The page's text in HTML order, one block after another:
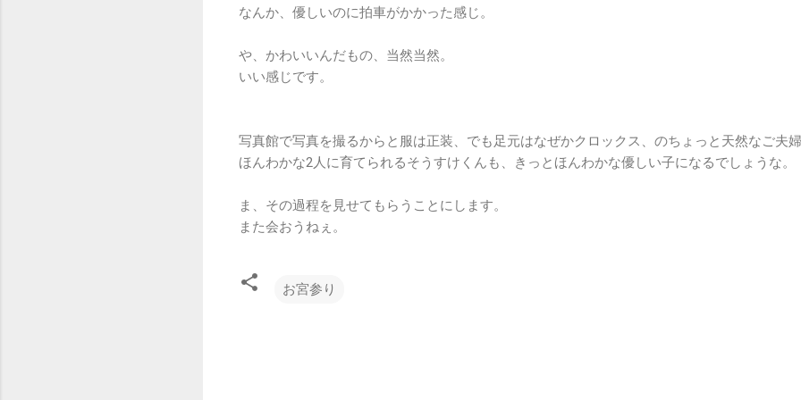
なんか、優しいのに拍車がかかった感じ。
や、かわいいんだもの、当然当然。
いい感じです。
写真館で写真を撮るからと服は正装、でも足元はなぜかクロックス、のちょっと天然なご夫
ほんわかな2人に育てられるそうすけくんも、きっとほんわかな優しい子になるでしょうな。
ま、その過程を見せてもらうことにします。
また会おうねぇ。
お宮参り